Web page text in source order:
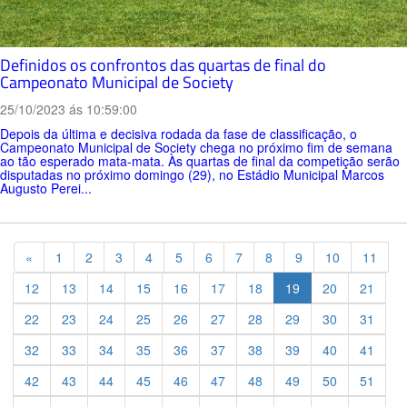
Definidos os confrontos das quartas de final do
Campeonato Municipal de Society
25/10/2023 ás 10:59:00
Depois da última e decisiva rodada da fase de classificação, o
Campeonato Municipal de Society chega no próximo fim de semana
ao tão esperado mata-mata. Às quartas de final da competição serão
disputadas no próximo domingo (29), no Estádio Municipal Marcos
Augusto Perei...
« Previous
1 2 3 4 5 6 7 8 9 10
11
12
13 14 15 16 17 18 19 20
21
22
23 24 25 26 27 28 29 30
31
32
33 34 35 36 37 38 39 40
41
42
43 44 45 46 47 48 49 50
51